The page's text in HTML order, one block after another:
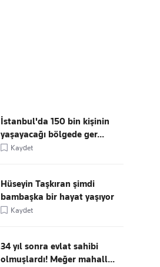
İstanbul'da 150 bin kişinin
yaşayacağı bölgede ger...
Kaydet
Hüseyin Taşkıran şimdi
bambaşka bir hayat yaşıyor
Kaydet
34 yıl sonra evlat sahibi
olmuşlardı! Meğer mahall...